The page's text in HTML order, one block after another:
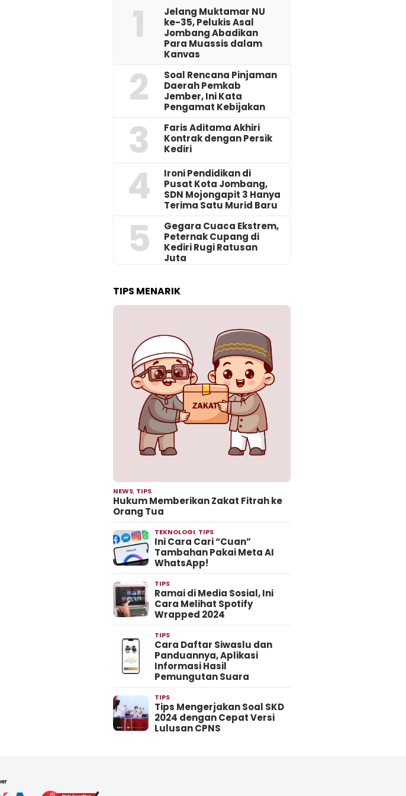
1
Jelang Muktamar NU
ke-35, Pelukis Asal
Jombang Abadikan
Para Muassis dalam
Kanvas
2
‎Soal Rencana Pinjaman
Daerah Pemkab
Jember, Ini Kata
Pengamat Kebijakan ‎
3
Faris Aditama Akhiri
Kontrak dengan Persik
Kediri
4
Ironi Pendidikan di
Pusat Kota Jombang,
SDN Mojongapit 3 Hanya
Terima Satu Murid Baru
5
‎Gegara Cuaca Ekstrem,
Peternak Cupang di
Kediri Rugi Ratusan
Juta
TIPS MENARIK
NEWS, TIPS
Hukum Memberikan Zakat Fitrah ke
Orang Tua
TEKNOLOGI, TIPS
Ini Cara Cari “Cuan”
Tambahan Pakai Meta AI
WhatsApp!
TIPS
Ramai di Media Sosial, Ini
Cara Melihat Spotify
Wrapped 2024
TIPS
Cara Daftar Siwaslu dan
Panduannya, Aplikasi
Informasi Hasil
Pemungutan Suara
TIPS
Tips Mengerjakan Soal SKD
2024 dengan Cepat Versi
Lulusan CPNS